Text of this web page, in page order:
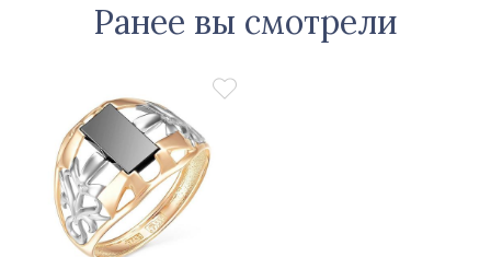
Ранее вы смотрели
